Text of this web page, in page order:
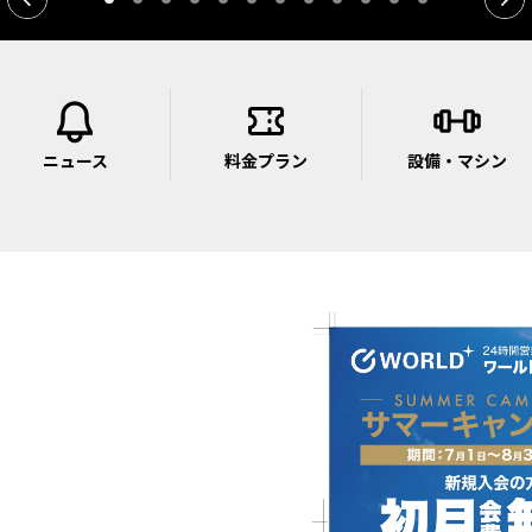
ニュース 料金プラン 設備・マシン